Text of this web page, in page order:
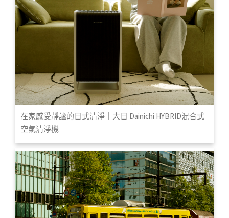
在家感受靜謐的日式清淨｜大日 Dainichi HYBRID混合式
空氣清淨機